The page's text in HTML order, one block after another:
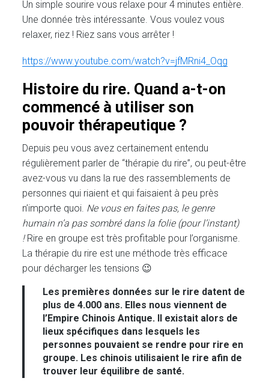
Un simple sourire vous relaxe pour 4 minutes entière.
Une donnée très intéressante. Vous voulez vous
relaxer, riez ! Riez sans vous arrêter !
https://www.youtube.com/watch?v=jfMRni4_Oqg
Histoire du rire. Quand a-t-on
commencé à utiliser son
pouvoir thérapeutique ?
Depuis peu vous avez certainement entendu
régulièrement parler de “thérapie du rire”, ou peut-être
avez-vous vu dans la rue des rassemblements de
personnes qui riaient et qui faisaient à peu près
n’importe quoi. Ne vous en faites pas, le genre
humain n’a pas sombré dans la folie (pour l’instant)
! Rire en groupe est très profitable pour l’organisme.
La thérapie du rire est une méthode très efficace
pour décharger les tensions 😉
Les premières données sur le rire datent de
plus de 4.000 ans. Elles nous viennent de
l’Empire Chinois Antique. Il existait alors de
lieux spécifiques dans lesquels les
personnes pouvaient se rendre pour rire en
groupe. Les chinois utilisaient le rire afin de
trouver leur équilibre de santé.